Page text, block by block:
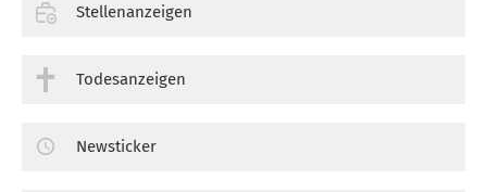
Stellenanzeigen
Todesanzeigen
Newsticker